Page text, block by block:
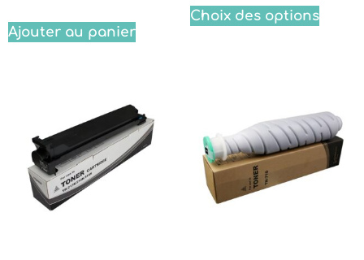
Ajouter au panier
Choix des options